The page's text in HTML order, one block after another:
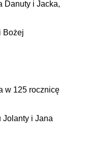
i Jacka,
Bożej
w 125 rocznicę
i Jana